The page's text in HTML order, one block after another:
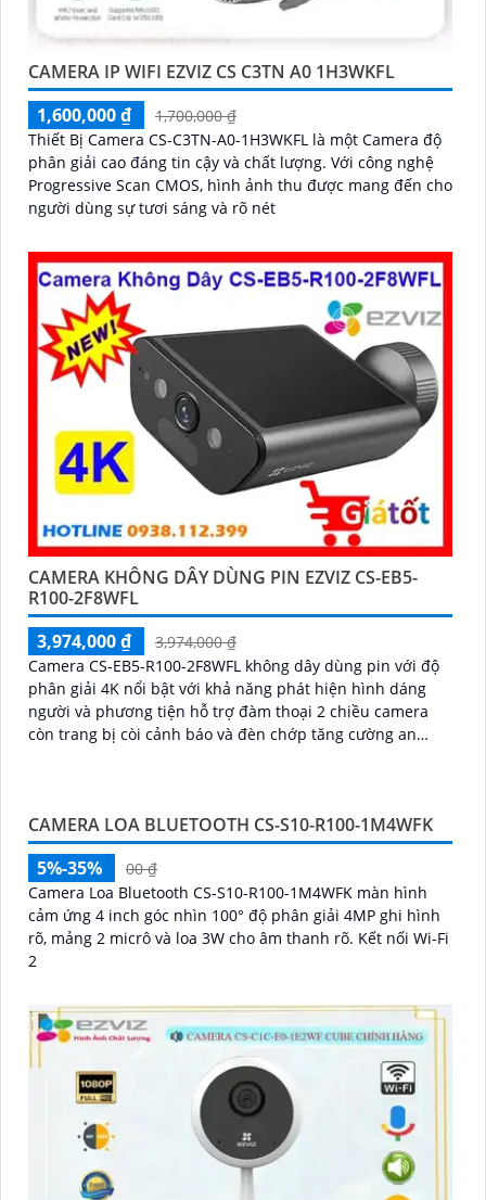
CAMERA IP WIFI EZVIZ CS C3TN A0 1H3WKFL
1,600,000 ₫
1,700,000 ₫
Thiết Bị Camera CS-C3TN-A0-1H3WKFL là một Camera độ
phân giải cao đáng tin cậy và chất lượng. Với công nghệ
Progressive Scan CMOS, hình ảnh thu được mang đến cho
người dùng sự tươi sáng và rõ nét
CAMERA KHÔNG DÂY DÙNG PIN EZVIZ CS-EB5-
R100-2F8WFL
3,974,000 ₫
3,974,000 ₫
Camera CS-EB5-R100-2F8WFL không dây dùng pin với độ
phân giải 4K nổi bật với khả năng phát hiện hình dáng
người và phương tiện hỗ trợ đàm thoại 2 chiều camera
còn trang bị còi cảnh báo và đèn chớp tăng cường an
thời tiết.
CAMERA LOA BLUETOOTH CS-S10-R100-1M4WFK
5%-35%
00 ₫
Camera Loa Bluetooth CS-S10-R100-1M4WFK màn hình
cảm ứng 4 inch góc nhìn 100° độ phân giải 4MP ghi hình
rõ, mảng 2 micrô và loa 3W cho âm thanh rõ. Kết nối Wi-Fi
2